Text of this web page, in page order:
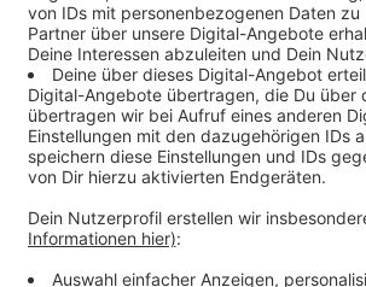
Anzeige
Dabei geht es
um wilden Müll.
der Stadt bereits
ihren
Online-